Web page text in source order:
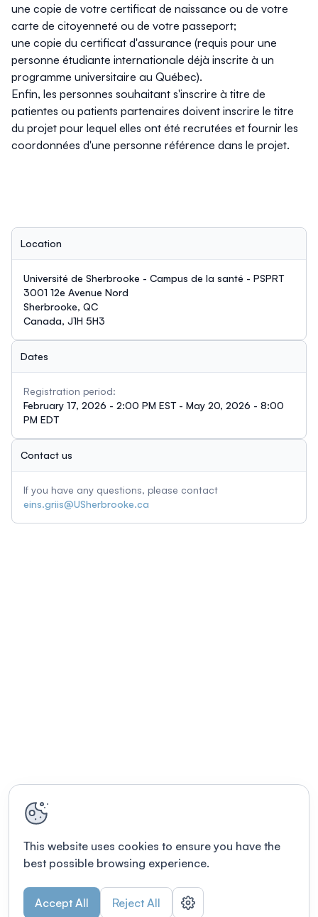
une copie de votre certificat de naissance ou de votre
carte de citoyenneté ou de votre passeport;
une copie du certificat d'assurance (requis pour une
personne étudiante internationale déjà inscrite à un
programme universitaire au Québec).
Enfin, les personnes souhaitant s'inscrire à titre de
patientes ou patients partenaires doivent inscrire le titre
du projet pour lequel elles ont été recrutées et fournir les
coordonnées d'une personne référence dans le projet.
Location
Université de Sherbrooke - Campus de la santé - PSPRT
3001 12e Avenue Nord
Sherbrooke, QC
Canada, J1H 5H3
Dates
Registration period:
February 17, 2026 - 2:00 PM EST - May 20, 2026 - 8:00
PM EDT
Contact us
If you have any questions, please contact
eins.griis@USherbrooke.ca
This website uses cookies to ensure you have the
best possible browsing experience.
Accept All Reject All